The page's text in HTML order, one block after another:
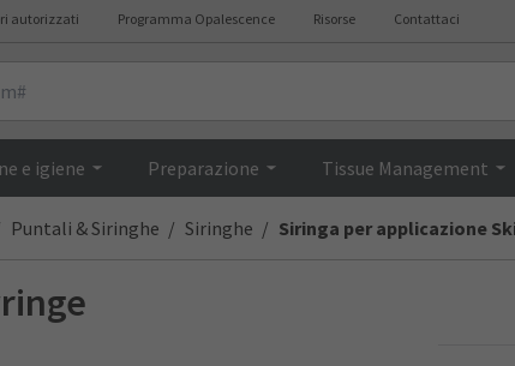
autorizzati Programma Opalescence Risorse Contattaci
e igiene Preparazione Tissue Management
Puntali & Siringhe Siringhe Siringa per applicazione